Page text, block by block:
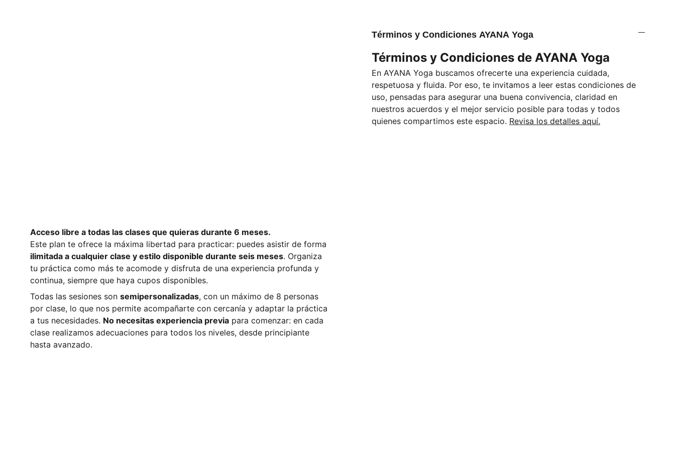
Acceso libre a todas las clases que quieras durante 6 meses.
Este plan te ofrece la máxima libertad para practicar: puedes asistir de forma
ilimitada a cualquier clase y estilo disponible durante seis meses. Organiza
tu práctica como más te acomode y disfruta de una experiencia profunda y
continua, siempre que haya cupos disponibles.
Todas las sesiones son semipersonalizadas, con un máximo de 8 personas
por clase, lo que nos permite acompañarte con cercanía y adaptar la práctica
a tus necesidades. No necesitas experiencia previa para comenzar: en cada
clase realizamos adecuaciones para todos los niveles, desde principiante
hasta avanzado.
Términos y Condiciones AYANA Yoga
Términos y Condiciones de AYANA Yoga
En AYANA Yoga buscamos ofrecerte una experiencia cuidada,
respetuosa y fluida. Por eso, te invitamos a leer estas condiciones de
uso, pensadas para asegurar una buena convivencia, claridad en
nuestros acuerdos y el mejor servicio posible para todas y todos
quienes compartimos este espacio. Revisa los detalles aquí.